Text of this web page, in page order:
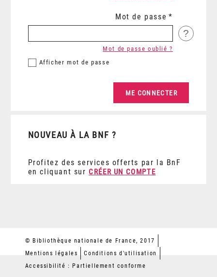
Mot de passe
?
Afficher mot de passe
Mot de passe oublié ?
NOUVEAU À LA BNF ?
Profitez des services offerts par la BnF
en cliquant sur CRÉER UN COMPTE
© Bibliothèque nationale de France, 2017
Mentions légales
Conditions d'utilisation
Accessibilité : Partiellement conforme